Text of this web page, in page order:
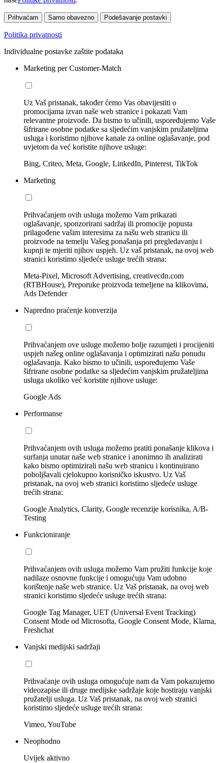
Prihvaćam Samo obavezno Podešavanje postavki
Politika privatnosti
Individualne postavke zaštite podataka
Marketing per Customer-Match
Uz Vaš pristanak, također ćemo Vas obavijestiti o
promocijama izvan naše web stranice i pokazati Vam
relevantne proizvode. Da bismo to učinili, uspoređujemo Vaše
šifrirane osobne podatke sa sljedećim vanjskim pružateljima
usluga i koristimo njihove kanale za online oglašavanje, pod
uvjetom da već koristite njihove usluge:
Bing, Criteo, Meta, Google, LinkedIn, Pinterest, TikTok
Marketing
Prihvaćanjem ovih usluga možemo Vam prikazati
oglašavanje, sponzorirani sadržaj ili promocije popusta
prilagođene vašim interesima za našu web stranicu ili
proizvode na temelju Vašeg ponašanja pri pregledavanju i
kupnji te mjeriti njihov uspjeh. Uz vaš pristanak, na ovoj web
stranici koristimo sljedeće usluge trećih strana:
Meta-Pixel, Microsoft Advertising, creativecdn.com
(RTBHouse), Preporuke proizvoda temeljene na klikovima,
Ads Defender
Napredno praćenje konverzija
Prihvaćanjem ove usluge možemo bolje razumjeti i procijeniti
uspjeh našeg online oglašavanja i optimizirati našu ponudu
oglašavanja. Kako bismo to učinili, uspoređujemo Vaše
šifrirane osobne podatke sa sljedećim vanjskim pružateljima
usluga ukoliko već koristite njihove usluge:
Google Ads
Performanse
Prihvaćanjem ovih usluga možemo pratiti ponašanje klikova i
surfanja unutar naše web stranice i anonimno ih analizirati
kako bismo optimizirali našu web stranicu i kontinuirano
poboljšavali cjelokupno korisničko iskustvo. Uz Vaš
pristanak, na ovoj web stranici koristimo sljedeće usluge
trećih strana:
Google Analytics, Clarity, Google recenzije korisnika, A/B-
Testing
Funkcioniranje
Prihvaćanjem ovih usluga možemo Vam pružiti funkcije koje
nadilaze osnovne funkcije i omogućuju Vam udobno
korištenje naše web stranice. Uz Vaš pristanak, na ovoj web
stranici koristimo sljedeće usluge trećih strana:
Google Tag Manager, UET (Universal Event Tracking)
Consent Mode od Microsofta, Google Consent Mode, Klarna,
Freshchat
Vanjski medijski sadržaji
Prihvaćanje ovih usluga omogućuje nam da Vam pokazujemo
videozapise ili druge medijske sadržaje koje hostiraju vanjski
pružatelji usluga. Uz Vaš pristanak, na ovoj web stranici
koristimo sljedeće usluge trećih strana:
Vimeo, YouTube
Neophodno
Uvijek aktivno